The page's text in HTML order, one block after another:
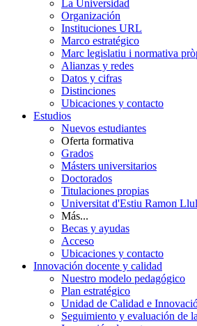
La Universidad
Organización
Instituciones URL
Marco estratégico
Marc legislatiu i normativa
Alianzas y redes
Datos y cifras
Distinciones
Ubicaciones y contacto
Estudios
Nuevos estudiantes
Oferta formativa
Grados
Másters universitarios
Doctorados
Titulaciones propias
Universitat d'Estiu Ramon
Más...
Becas y ayudas
Acceso
Ubicaciones y contacto
Innovación docente y calidad
Nuestro modelo pedagógico
Plan estratégico
Unidad de Calidad e
Seguimiento y evaluación de